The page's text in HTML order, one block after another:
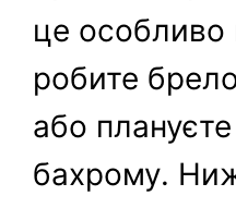
це
робите
або
бахрому.